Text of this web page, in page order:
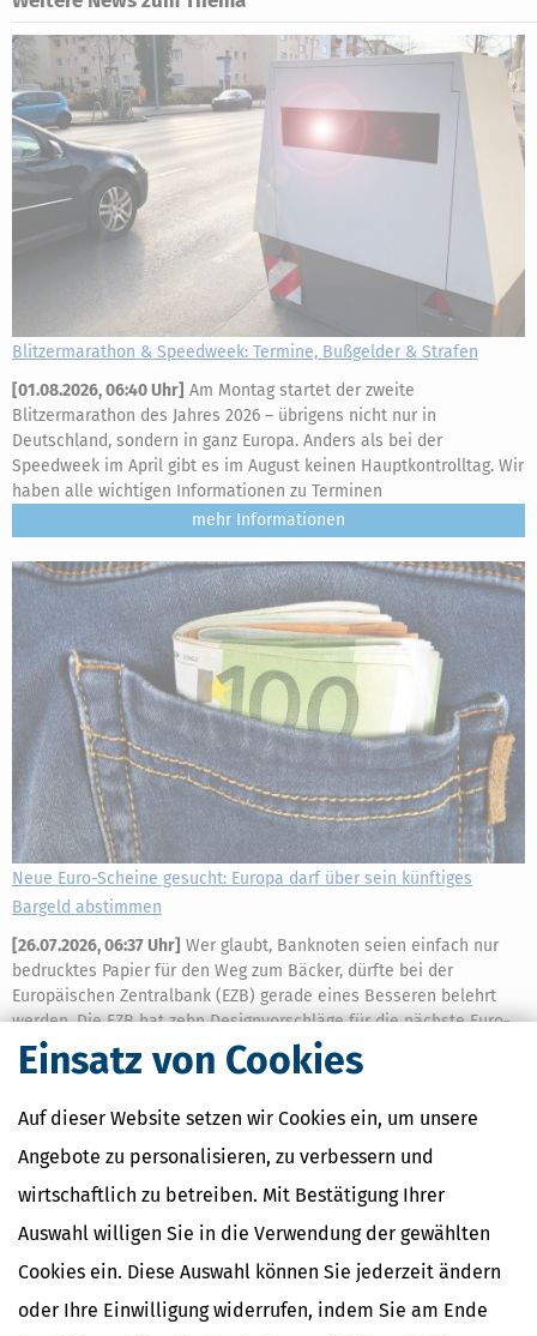
Einsatz von Cookies
Auf dieser Website setzen wir Cookies ein, um unsere
Angebote zu personalisieren, zu verbessern und
wirtschaftlich zu betreiben. Mit Bestätigung Ihrer
Auswahl willigen Sie in die Verwendung der gewählten
Cookies ein. Diese Auswahl können Sie jederzeit ändern
oder Ihre Einwilligung widerrufen, indem Sie am Ende
Blitzermarathon & Speedweek: Termine, Bußgelder & Strafen
[01.08.2026, 06:40 Uhr] Am Montag startet der zweite
Blitzermarathon des Jahres 2026 – übrigens nicht nur in
Deutschland, sondern in ganz Europa. Anders als bei der
Speedweek im April gibt es im August keinen Hauptkontrolltag. Wir
haben alle wichtigen Informationen zu Terminen
mehr
Neue Euro-Scheine gesucht: Europa darf über sein künftiges
Bargeld abstimmen
[26.07.2026, 06:37 Uhr] Wer glaubt, Banknoten seien einfach nur
bedrucktes Papier für den Weg zum Bäcker, dürfte bei der
Europäischen Zentralbank (EZB) gerade eines Besseren belehrt
werden. Die EZB hat zehn Designvorschläge für die nächste Euro-
Banknotenserie veröffentlicht
mehr